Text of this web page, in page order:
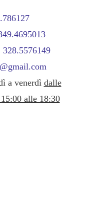
328.5576149
a venerdì dalle
alle 18:30